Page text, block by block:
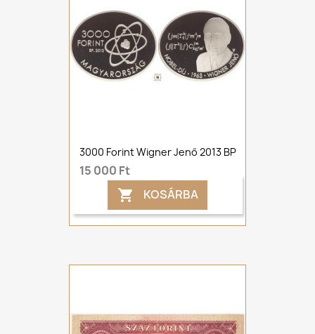
3000 Forint Wigner Jenő 2013 BP
15 000 Ft
 KOSÁRBA